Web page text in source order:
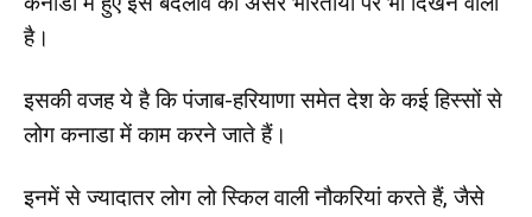
है।
इसकी वजह ये है कि पंजाब-हरियाणा समेत देश के कई हिस्सों से
लोग कनाडा में काम करने जाते हैं।
इनमें से ज्यादातर लोग लो स्किल वाली नौकरियां करते हैं, जैसे